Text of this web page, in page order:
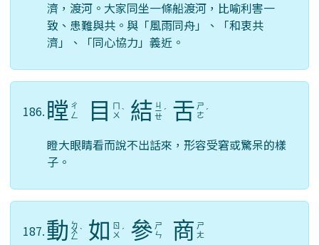
濟，渡河。大家同坐一條船渡河，比喻利害一
致、患難與共。與「風雨同舟」、「和衷共
濟」、「同心協力」義近。
186. 瞠 ㄔ
ㄥ
目
ㄇ
ㄨ ˋ 結 ㄐ
ㄧ
ㄝ
ˊ 舌 ㄕ
ㄜ ˊ
瞪大眼睛看而說不出話來，形容受窘或驚呆的樣
子。
187.動 ㄉ
ㄨ
ㄥ
ˋ 如 ㄖ
ㄨ ˊ 參 ㄕ
ㄣ
商 ㄕ
ㄤ